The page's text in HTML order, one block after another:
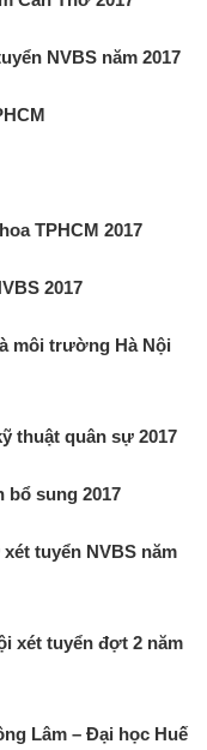
NVBS năm 2017
TPHCM 2017
2017
môi trường Hà Nội
thuật quân sự 2017
bổ sung 2017
tuyển NVBS năm
xét tuyển đợt 2 năm
Lâm – Đại học Huế